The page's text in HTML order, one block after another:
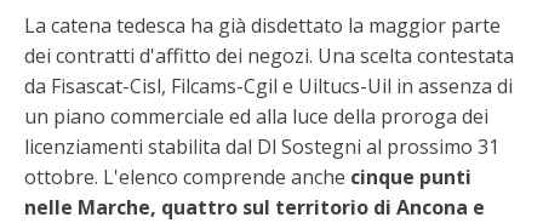
La catena tedesca ha già disdettato la maggior parte
dei contratti d'affitto dei negozi. Una scelta contestata
da Fisascat-Cisl, Filcams-Cgil e Uiltucs-Uil in assenza di
un piano commerciale ed alla luce della proroga dei
licenziamenti stabilita dal Dl Sostegni al prossimo 31
ottobre. L'elenco comprende anche cinque punti
nelle Marche, quattro sul territorio di Ancona e